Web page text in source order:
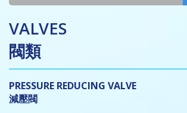
VALVES
閥類
PRESSURE REDUCING VALVE
減壓閥